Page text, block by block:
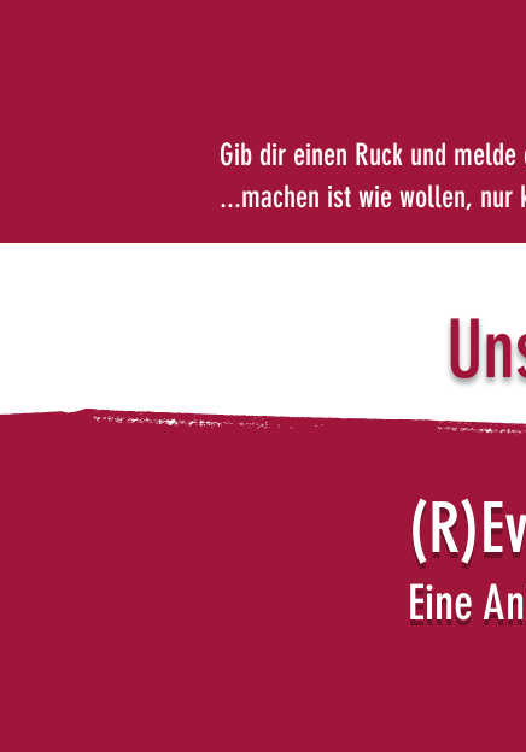
Gib dir einen Ruck und
...machen ist wie wollen, nur
Eine